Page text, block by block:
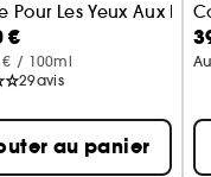
Cerise
Pour Les Yeux Aux
€
€ / 100ml
29avis
au panier